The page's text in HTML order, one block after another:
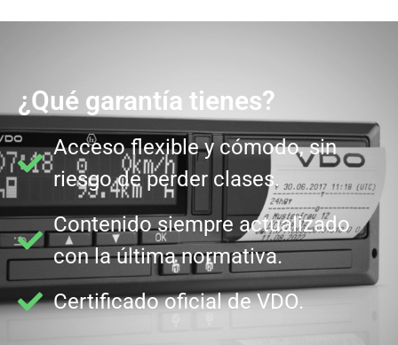
¿Qué garantía tienes?
Acceso flexible y cómodo, sin
riesgo de perder clases.
Contenido siempre actualizado
con la última normativa.
Certificado oficial de VDO.